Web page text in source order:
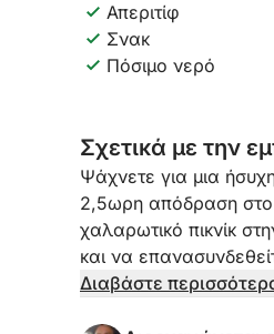
Απεριτίφ
Σνακ
Πόσιμο νερό
Σχετικά με την
Ψάχνετε για μια
2,5ωρη απόδραση στο
χαλαρωτικό πικνίκ
και να
Διαβάστε